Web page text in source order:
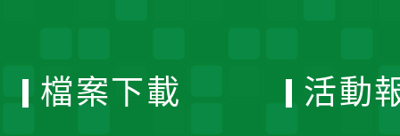
檔案下載 活動